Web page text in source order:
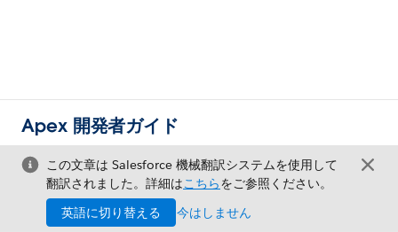
Apex 開発者ガイド
この文章は Salesforce 機械翻訳システムを使用して
翻訳されました。詳細はこちらをご参照ください。
英語に切り替える
今はしません